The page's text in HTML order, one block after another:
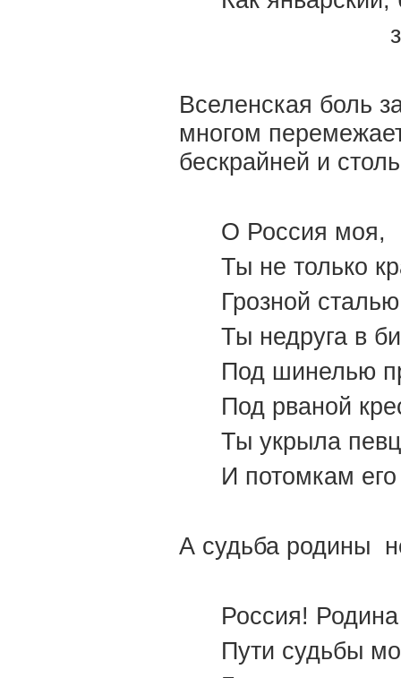
Вселенская боль
многом
бескрайней и
О Россия моя,
Ты не только
Грозной
Ты недруга в
Под шинелью
Под рваной
Ты укрыла
И потомкам
А судьба родины
Россия!
Пути судьбы